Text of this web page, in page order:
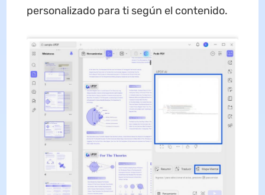
personalizado para ti según el contenido.